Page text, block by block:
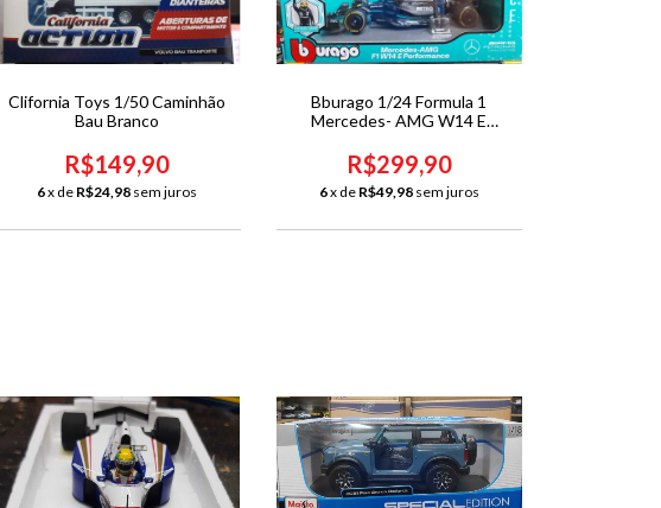
Clifornia Toys 1/50 Caminhão
Bau Branco
R$149,90
6x de R$24,98 sem juros
Bburago 1/24 Formula 1
Mercedes- AMG W14 E
Hamilton com piloto
R$299,90
6x de R$49,98 sem juros